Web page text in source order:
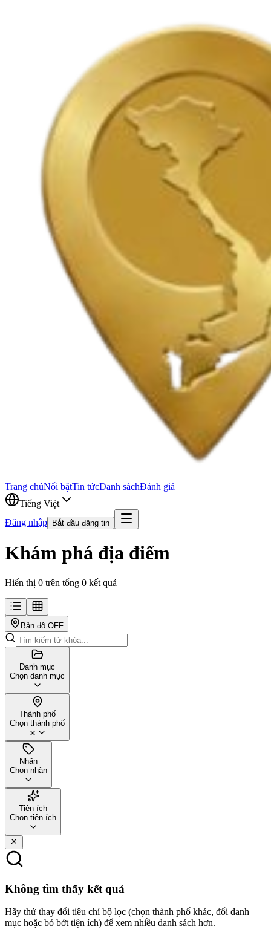
Trang chủNổi bậtTin tứcDanh sáchĐánh giá
Tiếng Việt
Đăng nhập
Bắt đầu đăng tin
Khám phá địa điểm
Hiển thị 0 trên tổng 0 kết quả
Bản đồ OFF
Danh mục
Chọn danh mục
Thành phố
Chọn thành phố
Nhãn
Chọn nhãn
Tiện ích
Chọn tiện ích
Không tìm thấy kết quả
Hãy thử thay đổi tiêu chí bộ lọc (chọn thành phố khác, đổi danh
mục hoặc bỏ bớt tiện ích) để xem nhiều danh sách hơn.